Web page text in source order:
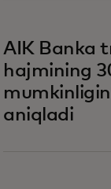
AIK Banka
hajmining
aniqladi